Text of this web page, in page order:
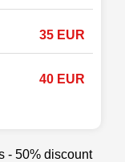
35 EUR
40 EUR
- 50% discount